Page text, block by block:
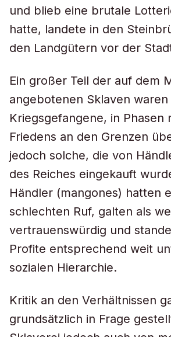
und blieb eine brutale
hatte, landete in den
den Landgütern vor der
Ein großer Teil der auf dem
angebotenen Sklaven waren
Kriegsgefangene, in Phasen
Friedens an den Grenzen
jedoch solche, die von
des Reiches eingekauft
Händler (mangones) hatten
schlechten Ruf, galten als
vertrauenswürdig und
Profite entsprechend weit
sozialen Hierarchie.
Kritik an den Verhältnissen
grundsätzlich in Frage